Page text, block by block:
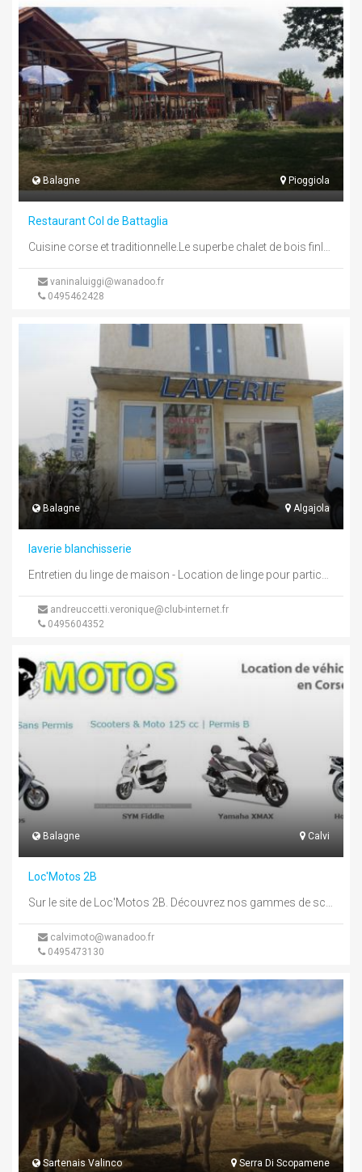
Balagne Pioggiola
Restaurant Col de Battaglia
vaninaluiggi@wanadoo.fr
0495462428
Balagne Algajola
laverie blanchisserie
andreuccetti.veronique@club-internet.fr
0495604352
Balagne Calvi
Loc'Motos 2B
calvimoto@wanadoo.fr
0495473130
Sartenais Valinco Serra Di Scopamene